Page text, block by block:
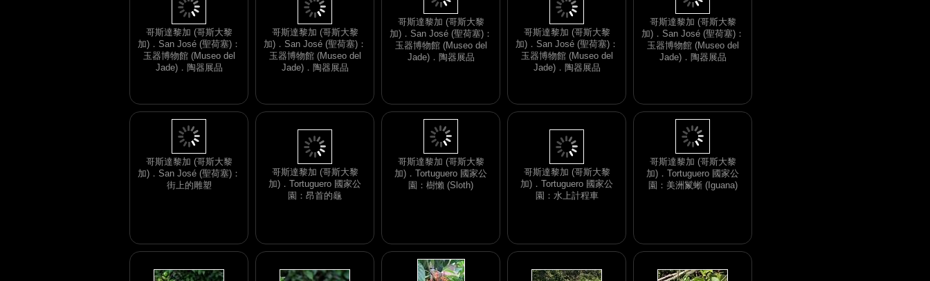
哥斯達黎加 (哥斯大黎
加)．San José (聖荷塞)：
玉器博物館 (Museo del
哥斯達黎加 (哥斯大黎
加)．San José (聖荷塞)：
玉器博物館 (Museo del
哥斯達黎加 (哥斯大黎
哥斯達黎加 (哥斯大黎
加)．San José (聖荷塞)：
玉器博物館 (Museo del
哥斯達黎加 (哥斯大黎
哥斯達黎加 (哥斯大黎
加)．Tortuguero 國家公
哥斯達黎加 (哥斯大黎
加)．Tortuguero 國家公